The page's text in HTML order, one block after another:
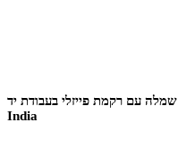
שמלה עם רקמת פייזלי בעבודת יד! M\L I made in
India